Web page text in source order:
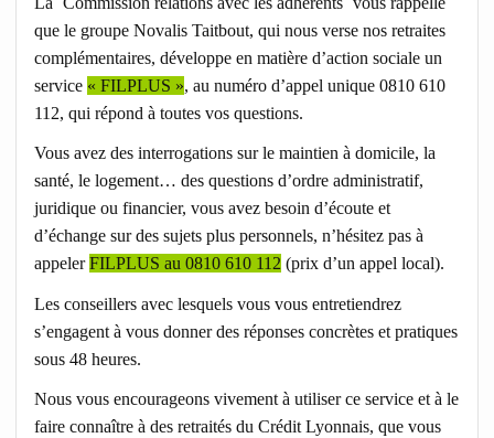
que le groupe Novalis Taitbout, qui nous verse nos retraites
complémentaires, développe en matière d’action sociale un
service « FILPLUS », au numéro d’appel unique 0810 610
112, qui répond à toutes vos questions.
Vous avez des interrogations sur le maintien à domicile, la
santé, le logement… des questions d’ordre administratif,
juridique ou financier, vous avez besoin d’écoute et
d’échange sur des sujets plus personnels, n’hésitez pas à
appelerFILPLUS au 0810 610 112 (prix d’un appel local).
Les conseillers avec lesquels vous vous entretiendrez
s’engagent à vous donner des réponses concrètes et pratiques
sous 48 heures.
Nous vous encourageons vivement à utiliser ce service et à le
faire connaître à des retraités du Crédit Lyonnais, que vous